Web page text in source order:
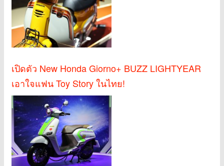
เปิดตัว New Honda Giorno+ BUZZ LIGHTYEAR
เอาใจแฟน Toy Story ในไทย!